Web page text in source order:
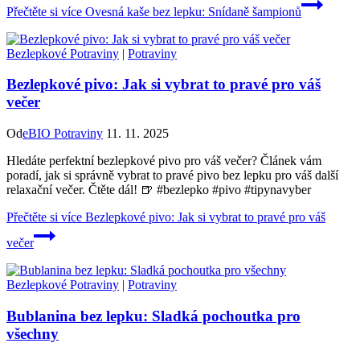
Přečtěte si více Ovesná kaše bez lepku: Snídaně šampionů
Bezlepkové Potraviny | Potraviny
Bezlepkové pivo: Jak si vybrat to pravé pro váš
večer
OdeBIO Potraviny 11. 11. 2025
Hledáte perfektní bezlepkové pivo pro váš večer? Článek vám
poradí, jak si správně vybrat to pravé pivo bez lepku pro váš další
relaxační večer. Čtěte dál! 🍺 #bezlepko #pivo #tipynavyber
Přečtěte si více Bezlepkové pivo: Jak si vybrat to pravé pro váš
večer
Bezlepkové Potraviny | Potraviny
Bublanina bez lepku: Sladká pochoutka pro
všechny